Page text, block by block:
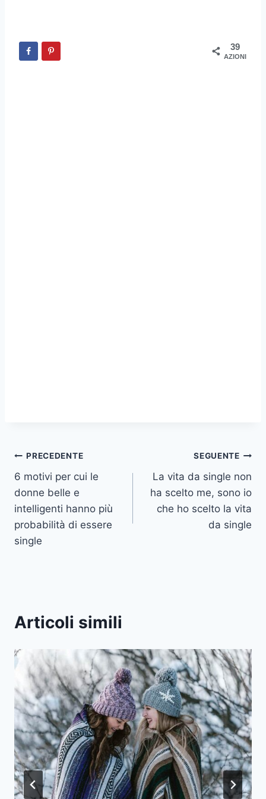
39
AZIONI
Navigazione
articoli
PRECEDENTE
6 motivi per cui le
donne belle e
intelligenti hanno più
probabilità di essere
single
SEGUENTE
La vita da single non
ha scelto me, sono io
che ho scelto la vita
da single
Articoli simili